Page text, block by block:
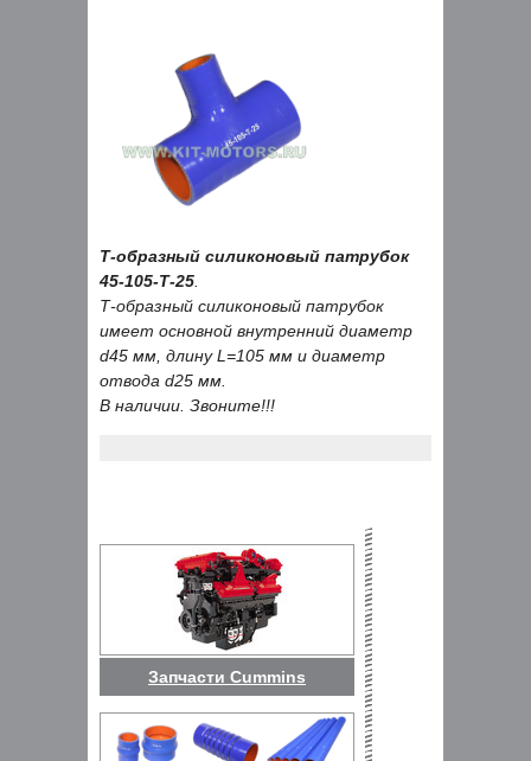
Т-образный силиконовый патрубок
45-105-Т-25
Т-образный силиконовый патрубок
имеет основной внутренний диаметр
d45 мм, длину L=105 мм и диаметр
отвода d25 мм.
В наличии. Звоните!!!
Запчасти Cummins